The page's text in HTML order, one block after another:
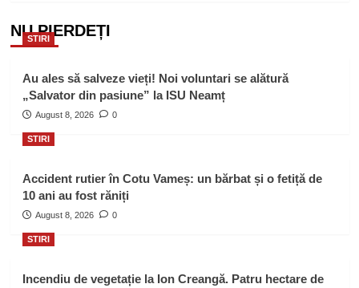
NU PIERDEȚI
STIRI
Au ales să salveze vieți! Noi voluntari se alătură
„Salvator din pasiune” la ISU Neamț
August 8, 2026 0
STIRI
Accident rutier în Cotu Vameș: un bărbat și o fetiță de
10 ani au fost răniți
August 8, 2026 0
STIRI
Incendiu de vegetație la Ion Creangă. Patru hectare de